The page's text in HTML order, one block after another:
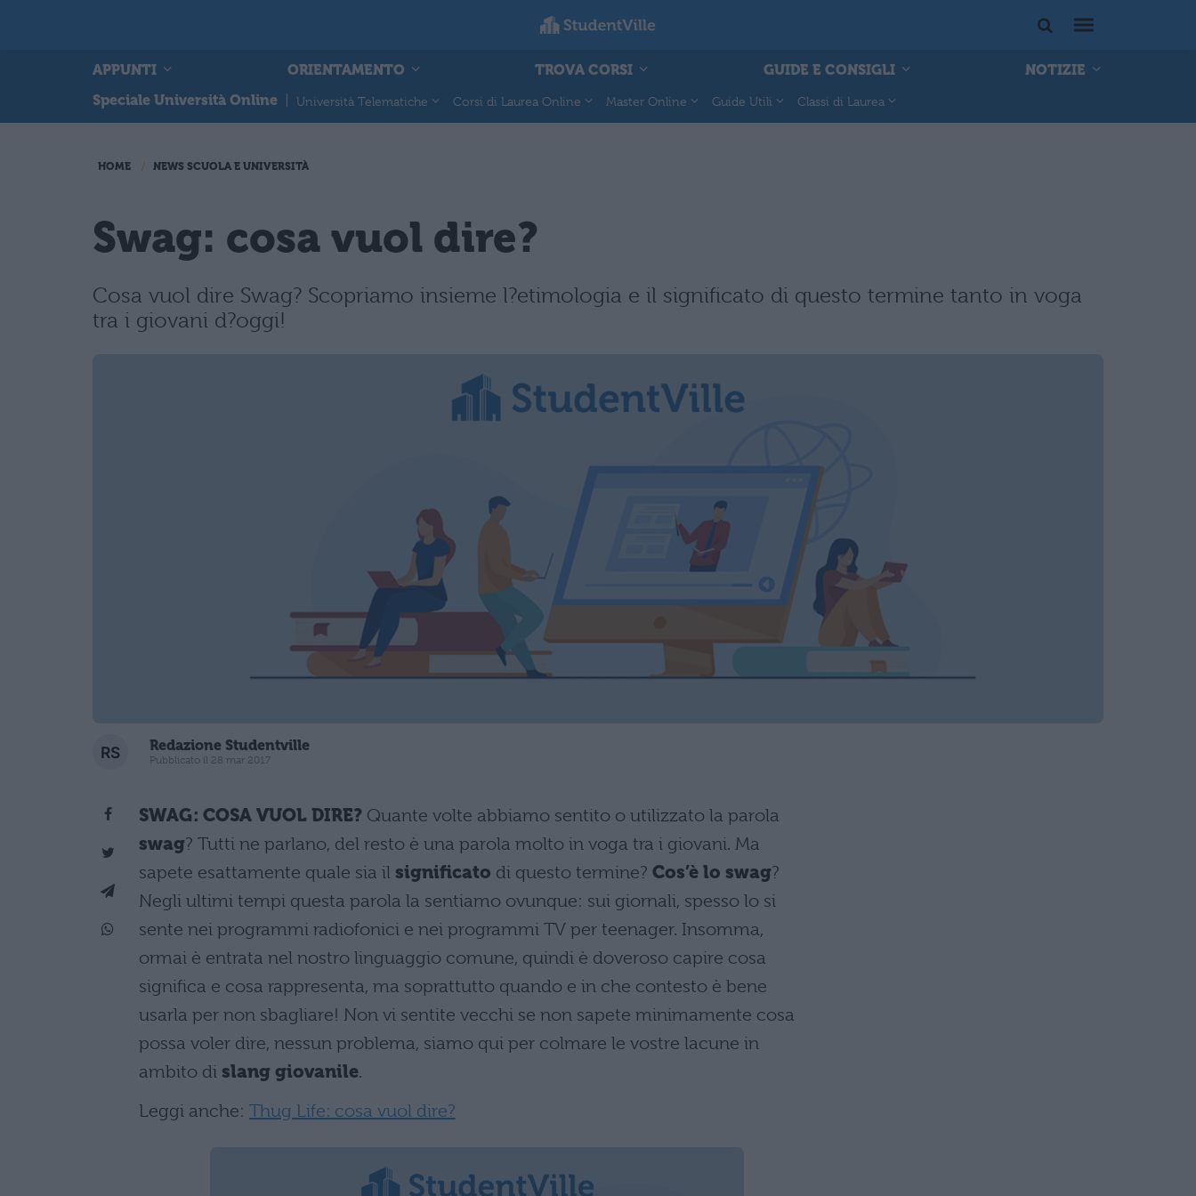
APPUNTI ORIENTAMENTO TROVA CORSI GUIDE E CONSIGLI
NOTIZIE
Speciale Università Online
Università Telematiche Corsi di Laurea Online Master Online Guide Utili Classi di Laurea
HOME NEWS SCUOLA E UNIVERSITÀ
Swag: cosa vuol dire?
Cosa vuol dire Swag? Scopriamo insieme l?etimologia e il significato di questo termine tanto in voga
tra i giovani d?oggi!
Redazione Studentville
Pubblicato il 28 mar 2017
SWAG: COSA VUOL DIRE? Quante volte abbiamo sentito o utilizzato la parola
swag? Tutti ne parlano, del resto è una parola molto in voga tra i giovani. Ma
sapete esattamente quale sia il significato di questo termine? Cos’è lo swag?
Negli ultimi tempi questa parola la sentiamo ovunque: sui giornali, spesso lo si
sente nei programmi radiofonici e nei programmi TV per teenager. Insomma,
ormai è entrata nel nostro linguaggio comune, quindi è doveroso capire cosa
significa e cosa rappresenta, ma soprattutto quando e in che contesto è bene
usarla per non sbagliare! Non vi sentite vecchi se non sapete minimamente cosa
possa voler dire, nessun problema, siamo qui per colmare le vostre lacune in
ambito di slang giovanile.
Leggi anche: Thug Life: cosa vuol dire?